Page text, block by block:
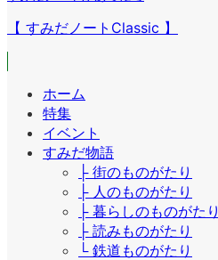
【 すみだノートClassic 】
ホーム
特集
イベント
すみだ物語
├ 街のものがたり
├ 人のものがたり
├ 暮らしのものがたり
├ 読みものがたり
└ 鉄道ものがたり